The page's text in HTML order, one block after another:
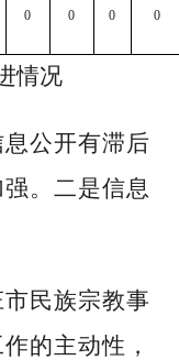
0 0 0 0
情况
公开有滞后
。二是信息
民族宗教事
的主动性，